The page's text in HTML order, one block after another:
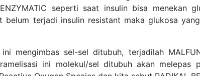
seperti saat insulin bisa menekan
belum terjadi insulin resistant maka glukosa
mengimbas sel-sel ditubuh, terjadilah
ini molekul/sel ditubuh akan